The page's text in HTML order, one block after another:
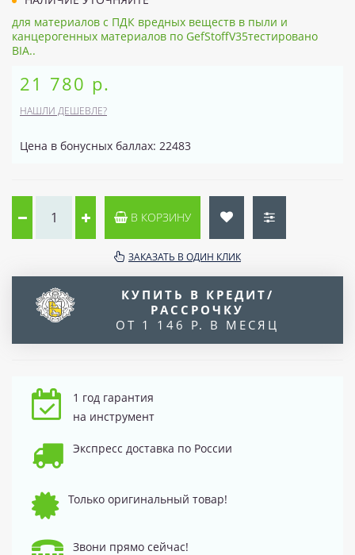
для материалов с ПДК вредных веществ в пыли и
канцерогенных материалов по GefStoffV35тестировано
BIA..
21 780 р.
НАШЛИ ДЕШЕВЛЕ?
Цена в бонусных баллах: 22483
В КОРЗИНУ
ЗАКАЗАТЬ В ОДИН КЛИК
КУПИТЬ В КРЕДИТ/
РАССРОЧКУ
ОТ 1 146 Р. В МЕСЯЦ
1 год гарантия
на инструмент
Экспресс доставка по России
Только оригинальный товар!
Звони прямо сейчас!